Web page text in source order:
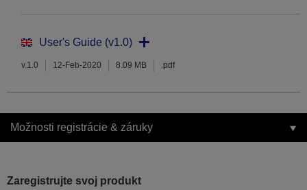
User's Guide (v1.0)
v.1.0 12-Feb-2020 8.09 MB .pdf
Možnosti registrácie & záruky
Zaregistrujte svoj produkt